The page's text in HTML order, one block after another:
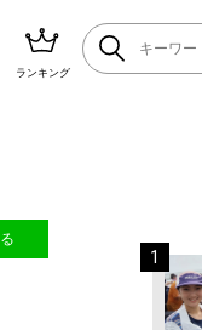
ランキング